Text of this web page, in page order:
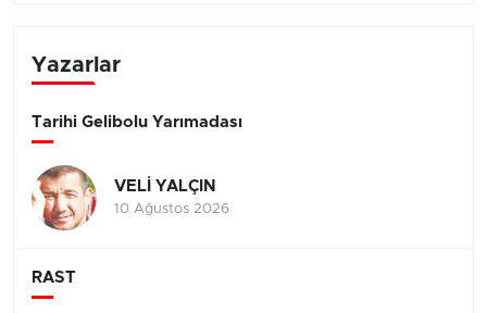
Yazarlar
Tarihi Gelibolu Yarımadası
VELİ YALÇIN
10 Ağustos 2026
RAST